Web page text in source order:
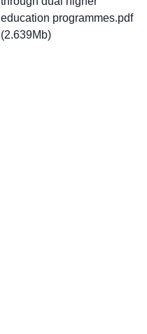
education programmes.pdf
(2.639Mb)